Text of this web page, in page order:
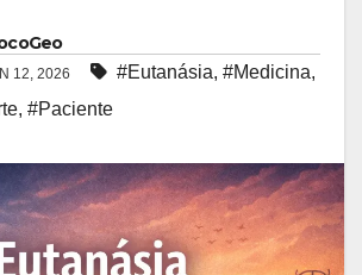
12, 2026 #Eutanásia, #Medicina,
, #Paciente